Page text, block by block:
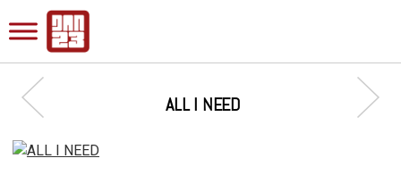
ALL I NEED